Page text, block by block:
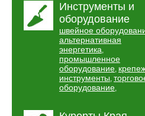
Инструменты и
оборудование
швейное
альтернативная
энергетика,
промышленное
оборудование,
инструменты,
оборудование,